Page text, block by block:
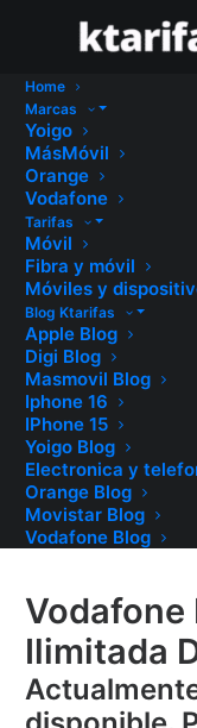
Home
Marcas
Yoigo
MásMóvil
Orange
Vodafone
Tarifas
Móvil
Fibra y móvil
Móviles y
Blog Ktarifas
Apple Blog
Digi Blog
Masmovil Blog
Iphone 16
IPhone 15
Yoigo Blog
Electronica y
Orange Blog
Movistar Blog
Vodafone Blog
Vodafone
Ilimitada